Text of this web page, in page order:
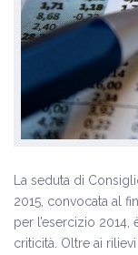
La seduta di
2015, convocata al
per l’esercizio
criticità. Oltre ai